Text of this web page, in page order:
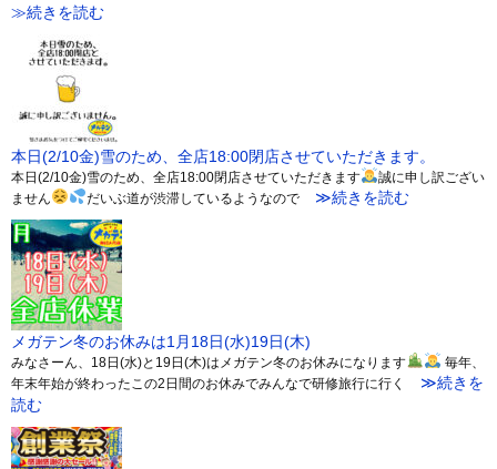
≫続きを読む
本日(2/10金)雪のため、全店18:00閉店させていただきます。
本日(2/10金)雪のため、全店18:00閉店させていただきます
誠に申し訳ござい
ません
だいぶ道が渋滞しているようなので≫続きを読む
メガテン冬のお休みは1月18日(水)19日(木)
みなさーん、18日(水)と19日(木)はメガテン冬のお休みになります
毎年、
年末年始が終わったこの2日間のお休みでみんなで研修旅行に行く
≫続きを
読む